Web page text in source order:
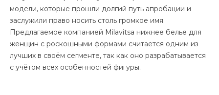
модели, которые прошли долгий путь апробации и
заслужили право носить столь громкое имя.
Предлагаемое компанией Milavitsa нижнее белье для
женщин с роскошными формами считается одним из
лучших в своём сегменте, так как оно разрабатывается
с учётом всех особенностей фигуры.